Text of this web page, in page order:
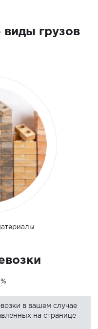
грузов
в вашем случае
на странице